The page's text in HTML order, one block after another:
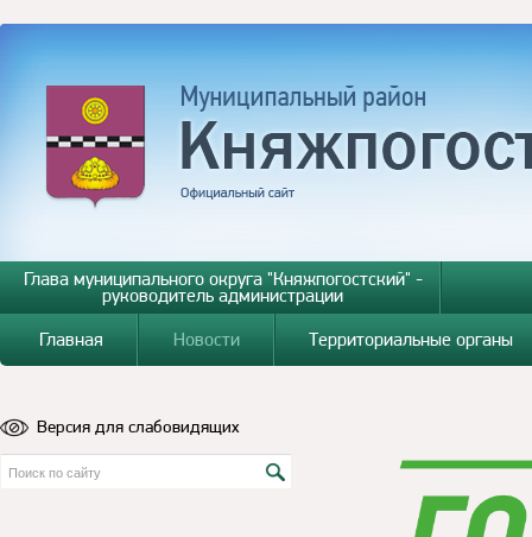
Глава муниципального округа "Княжпогостский" -
руководитель администрации
Главная
Новости Территориальные органы
Версия для слабовидящих